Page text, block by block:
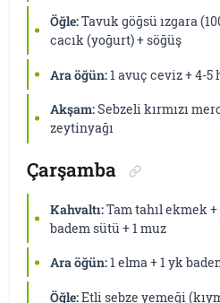
Öğle:Tavuk göğsü ızgara
cacık (yoğurt) + söğüş
Ara öğün:1 avuç ceviz + 4-5
Akşam:Sebzeli kırmızı
zeytinyağı
Çarşamba
Kahvaltı:Tam tahıl ekmek
badem sütü + 1 muz
Ara öğün:1 elma + 1 yk
Öğle:Etli sebze yemeği